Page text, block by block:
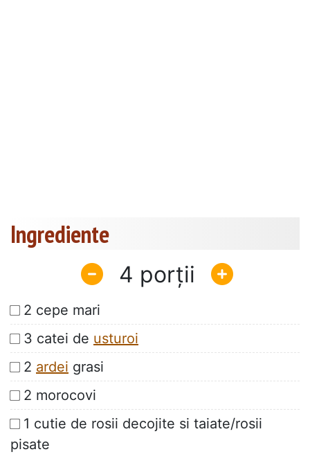
Ingrediente
4
2 cepe mari
3 catei de usturoi
2 ardei grasi
2 morocovi
1 cutie de rosii decojite si taiate/rosii
pisate